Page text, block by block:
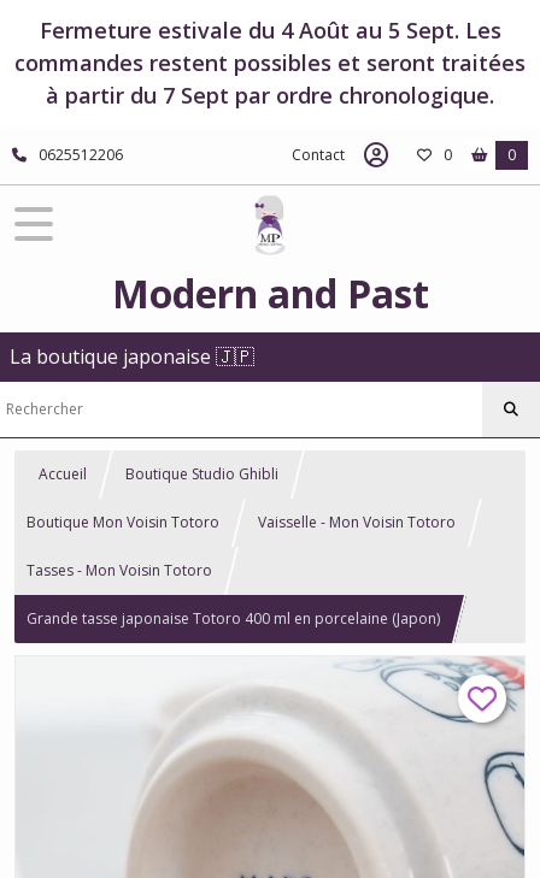
Fermeture estivale du 4 Août au 5 Sept. Les
commandes restent possibles et seront traitées
à partir du 7 Sept par ordre chronologique.
0625512206 Contact 0 0
Modern and Past
La boutique japonaise 🇯🇵
Accueil Boutique Studio Ghibli
Boutique Mon Voisin Totoro Vaisselle - Mon Voisin Totoro
Tasses - Mon Voisin Totoro
Grande tasse japonaise Totoro 400 ml en porcelaine (Japon)